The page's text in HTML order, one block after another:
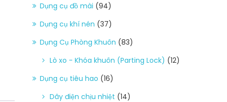
Dụng cụ đồ mài (94)
Dụng cụ khí nén (37)
Dụng Cụ Phòng Khuôn (83)
Lò xo - Khóa khuôn (Parting Lock) (12)
Dụng cụ tiêu hao (16)
Dây điện chịu nhiệt (14)